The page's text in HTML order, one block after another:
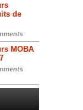
de
MOBA